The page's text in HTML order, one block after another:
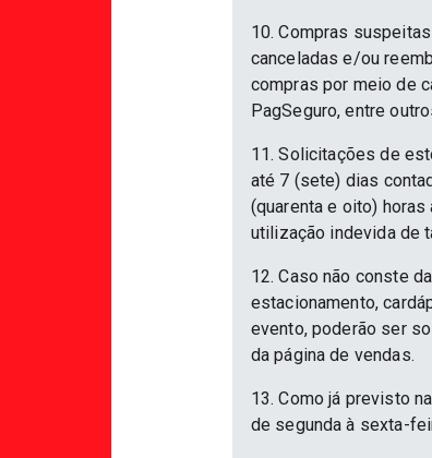
10. Compras
canceladas e/ou
compras por meio de
PagSeguro, entre
11. Solicitações de
até 7 (sete) dias
(quarenta e oito)
utilização indevida de
12. Caso não conste
estacionamento,
evento, poderão ser
da página de vendas.
13. Como já previsto
de segunda à sexta-